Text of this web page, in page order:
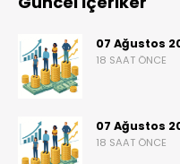
07 Ağustos
18 SAAT ÖNCE
07 Ağustos
18 SAAT ÖNCE